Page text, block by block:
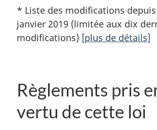
* Liste des modifications depuis
janvier 2019 (limitée aux dix
modifications) [plus de détails]
Règlements pris
vertu de cette loi